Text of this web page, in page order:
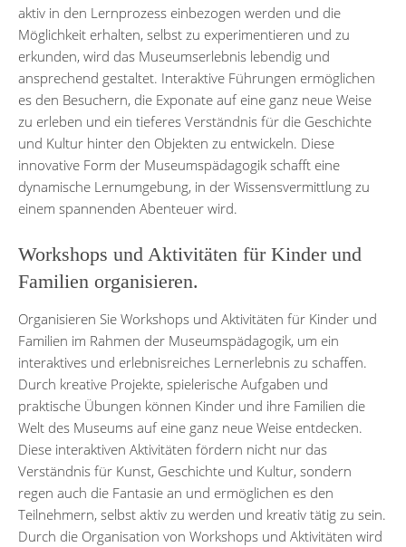
aktiv in den Lernprozess einbezogen werden und die
Möglichkeit erhalten, selbst zu experimentieren und zu
erkunden, wird das Museumserlebnis lebendig und
ansprechend gestaltet. Interaktive Führungen ermöglichen
es den Besuchern, die Exponate auf eine ganz neue Weise
zu erleben und ein tieferes Verständnis für die Geschichte
und Kultur hinter den Objekten zu entwickeln. Diese
innovative Form der Museumspädagogik schafft eine
dynamische Lernumgebung, in der Wissensvermittlung zu
einem spannenden Abenteuer wird.
Workshops und Aktivitäten für Kinder und
Familien organisieren.
Organisieren Sie Workshops und Aktivitäten für Kinder und
Familien im Rahmen der Museumspädagogik, um ein
interaktives und erlebnisreiches Lernerlebnis zu schaffen.
Durch kreative Projekte, spielerische Aufgaben und
praktische Übungen können Kinder und ihre Familien die
Welt des Museums auf eine ganz neue Weise entdecken.
Diese interaktiven Aktivitäten fördern nicht nur das
Verständnis für Kunst, Geschichte und Kultur, sondern
regen auch die Fantasie an und ermöglichen es den
Teilnehmern, selbst aktiv zu werden und kreativ tätig zu sein.
Durch die Organisation von Workshops und Aktivitäten wird